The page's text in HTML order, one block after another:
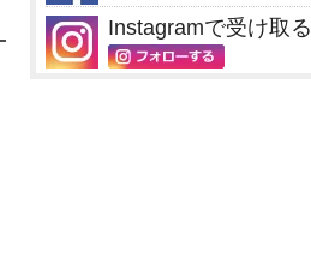
Instagramで受け取る